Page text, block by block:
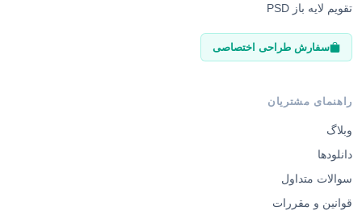
تقویم لایه باز PSD
سفارش طراحی اختصاصی
راهنمای مشتریان
وبلاگ
دانلودها
سوالات متداول
قوانین و مقررات